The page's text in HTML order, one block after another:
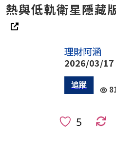
熱與低軌衛星隱藏
理財阿涵
2026/03/17